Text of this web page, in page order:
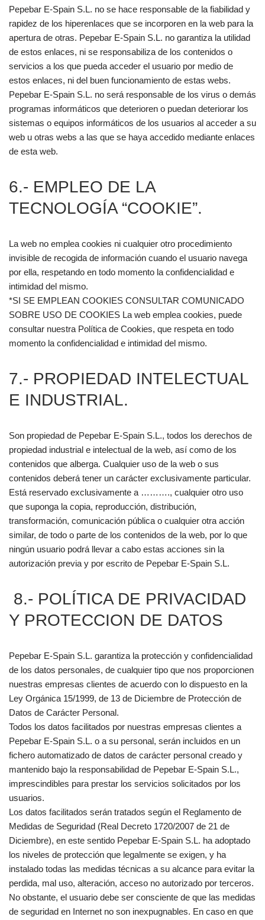
Pepebar E-Spain S.L. no se hace responsable de la fiabilidad y
rapidez de los hiperenlaces que se incorporen en la web para la
apertura de otras. Pepebar E-Spain S.L. no garantiza la utilidad
de estos enlaces, ni se responsabiliza de los contenidos o
servicios a los que pueda acceder el usuario por medio de
estos enlaces, ni del buen funcionamiento de estas webs.
Pepebar E-Spain S.L. no será responsable de los virus o demás
programas informáticos que deterioren o puedan deteriorar los
sistemas o equipos informáticos de los usuarios al acceder a su
web u otras webs a las que se haya accedido mediante enlaces
de esta web.
6.- EMPLEO DE LA
TECNOLOGÍA “COOKIE”.
La web no emplea cookies ni cualquier otro procedimiento
invisible de recogida de información cuando el usuario navega
por ella, respetando en todo momento la confidencialidad e
intimidad del mismo.
*SI SE EMPLEAN COOKIES CONSULTAR COMUNICADO
SOBRE USO DE COOKIES La web emplea cookies, puede
consultar nuestra Política de Cookies, que respeta en todo
momento la confidencialidad e intimidad del mismo.
7.- PROPIEDAD INTELECTUAL
E INDUSTRIAL.
Son propiedad de Pepebar E-Spain S.L., todos los derechos de
propiedad industrial e intelectual de la web, así como de los
contenidos que alberga. Cualquier uso de la web o sus
contenidos deberá tener un carácter exclusivamente particular.
Está reservado exclusivamente a ………., cualquier otro uso
que suponga la copia, reproducción, distribución,
transformación, comunicación pública o cualquier otra acción
similar, de todo o parte de los contenidos de la web, por lo que
ningún usuario podrá llevar a cabo estas acciones sin la
autorización previa y por escrito de Pepebar E-Spain S.L.
8.- POLÍTICA DE PRIVACIDAD
Y PROTECCION DE DATOS
Pepebar E-Spain S.L. garantiza la protección y confidencialidad
de los datos personales, de cualquier tipo que nos proporcionen
nuestras empresas clientes de acuerdo con lo dispuesto en la
Ley Orgánica 15/1999, de 13 de Diciembre de Protección de
Datos de Carácter Personal.
Todos los datos facilitados por nuestras empresas clientes a
Pepebar E-Spain S.L. o a su personal, serán incluidos en un
fichero automatizado de datos de carácter personal creado y
mantenido bajo la responsabilidad de Pepebar E-Spain S.L.,
imprescindibles para prestar los servicios solicitados por los
usuarios.
Los datos facilitados serán tratados según el Reglamento de
Medidas de Seguridad (Real Decreto 1720/2007 de 21 de
Diciembre), en este sentido Pepebar E-Spain S.L. ha adoptado
los niveles de protección que legalmente se exigen, y ha
instalado todas las medidas técnicas a su alcance para evitar la
perdida, mal uso, alteración, acceso no autorizado por terceros.
No obstante, el usuario debe ser consciente de que las medidas
de seguridad en Internet no son inexpugnables. En caso en que